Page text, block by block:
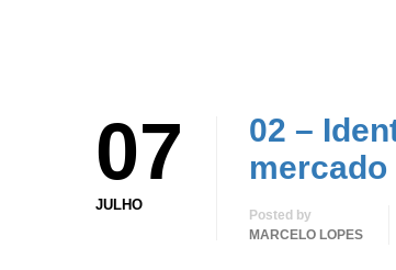
07
JULHO
02 –
Posted by
MARCELO LOPES